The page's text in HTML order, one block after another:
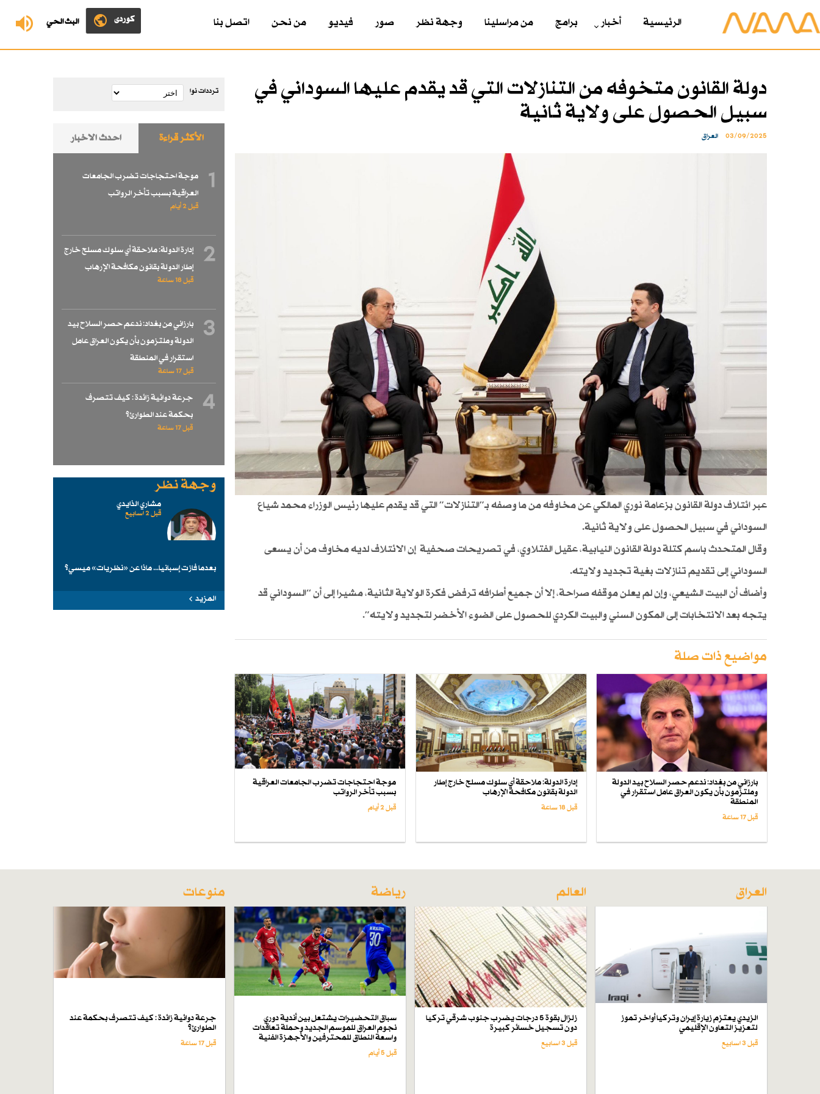
البث الحي کوردی الرئیسیة أخبار برامج من مراسلينا وجهة نظر صور فيديو من نحن اتصل بنا
دولة القانون متخوفه من التنازلات التي قد يقدم عليها السوداني في
سبيل الحصول على ولاية ثانية
03/09/2025 العراق
عبر ائتلاف دولة القانون بزعامة نوري المالكي عن مخاوفه من ما وصفه بـ”التنازلات” التي قد يقدم عليها رئيس الوزراء محمد شياع
السوداني في سبيل الحصول على ولاية ثانية.
وقال المتحدث باسم كتلة دولة القانون النيابية، عقيل الفتلاوي، في تصريحات صحفية إن الائتلاف لديه مخاوف من أن يسعى
السوداني إلى تقديم تنازلات بغية تجديد ولايته.
وأضاف أن البيت الشيعي، وإن لم يعلن موقفه صراحة، إلا أن جميع أطرافه ترفض فكرة الولاية الثانية، مشيرا إلى أن “السوداني قد
يتجه بعد الانتخابات إلى المكون السني والبيت الكردي للحصول على الضوء الأخضر لتجديد ولايته”.
مواضيع ذات صلة
بارزاني من بغداد: ندعم حصر السلاح بيد الدولة
وملتزمون بأن يكون العراق عامل استقرار في
المنطقة
قبل 17 ساعة
إدارة الدولة: ملاحقة أي سلوك مسلح خارج إطار
الدولة بقانون مكافحة الإرهاب
قبل 18 ساعة
موجة احتجاجات تضرب الجامعات العراقية
بسبب تأخر الرواتب
قبل 2 أيام
ترددات نوا
الأكثر قراءة احدث الاخبار
1
موجة احتجاجات تضرب الجامعات
العراقية بسبب تأخر الرواتب
قبل 2 أيام
2
إدارة الدولة: ملاحقة أي سلوك مسلح خارج
إطار الدولة بقانون مكافحة الإرهاب
قبل 18 ساعة
3
بارزاني من بغداد: ندعم حصر السلاح بيد
الدولة وملتزمون بأن يكون العراق عامل
استقرار في المنطقة
قبل 17 ساعة
4
جرعة دوائية زائدة : كيف تتصرف
بحكمة عند الطوارئ؟
قبل 17 ساعة
وجهة نظر
مشاري الذايدي
قبل 2 اسابیع
بعدما فازت إسبانيا... ماذا عن «نظريات» ميسي؟
المزيد
العراق
الزيدي يعتزم زيارة إيران وتركيا أواخر تموز
لتعزيز التعاون الإقليمي
قبل 3 اسابیع
العالم
زلزال بقوة 5 درجات يضرب جنوب شرقي تركيا
دون تسجيل خسائر كبيرة
قبل 3 اسابیع
رياضة
سباق التحضيرات يشتعل بين أندية دوري
نجوم العراق للموسم الجديد وحملة تعاقدات
واسعة النطاق للمحترفين والأجهزة الفنية
قبل 5 أيام
منوعات
جرعة دوائية زائدة : كيف تتصرف بحكمة عند
الطوارئ؟
قبل 17 ساعة